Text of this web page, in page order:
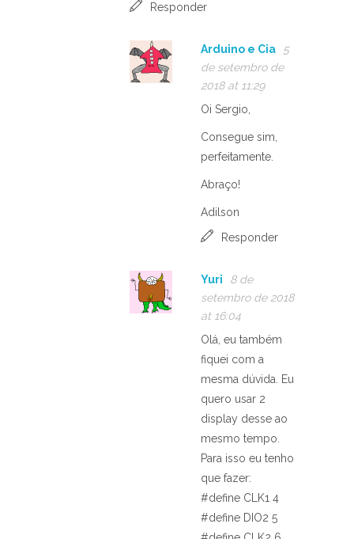
Responder
Arduino e Cia
5
de setembro de
2018 at 11:29
Oi Sergio,
Consegue sim,
perfeitamente.
Abraço!
Adilson
Responder
Yuri
8 de
setembro de 2018
at 16:04
Olá, eu também
fiquei com a
mesma dúvida. Eu
quero usar 2
display desse ao
mesmo tempo.
Para isso eu tenho
que fazer:
#define CLK1 4
#define DIO2 5